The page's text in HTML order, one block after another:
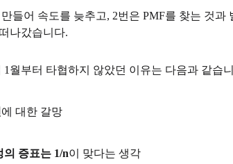
들어 속도를 늦추고, 2번은 PMF를 찾는 것
나갔습니다.
월부터 타협하지 않았던 이유는 다음과 같습
에 대한 갈망
의 증표는 1/n이 맞다는 생각